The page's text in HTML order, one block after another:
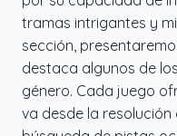
caso! En cada
investigación os
emocionante
Ambientaciones
oscuros secretos.
tramas intrigantes y
sección,
destaca algunos de
género. Cada juego
va desde la